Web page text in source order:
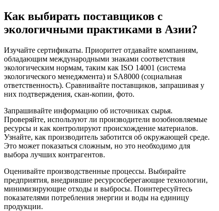
Как выбирать поставщиков с
экологичными практиками в Азии?
Изучайте сертификаты. Приоритет отдавайте компаниям,
обладающим международными знаками соответствия
экологическим нормам, таким как ISO 14001 (система
экологического менеджмента) и SA8000 (социальная
ответственность). Сравнивайте поставщиков, запрашивая у
них подтверждения, скан-копии, фото.
Запрашивайте информацию об источниках сырья.
Проверяйте, используют ли производители возобновляемые
ресурсы и как контролируют происхождение материалов.
Узнайте, как производитель заботится об окружающей среде.
Это может показаться сложным, но это необходимо для
выбора лучших контрагентов.
Оценивайте производственные процессы. Выбирайте
предприятия, внедрившие ресурсосберегающие технологии,
минимизирующие отходы и выбросы. Поинтересуйтесь
показателями потребления энергии и воды на единицу
продукции.